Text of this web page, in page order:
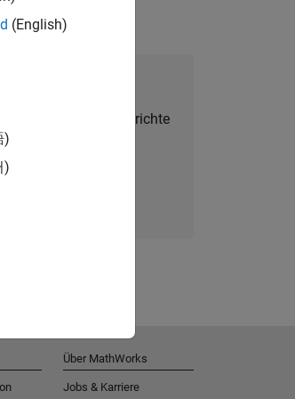
beitreten
Stellenangebote, Berichte
(English)
)
)
Über MathWorks
Jobs & Karriere